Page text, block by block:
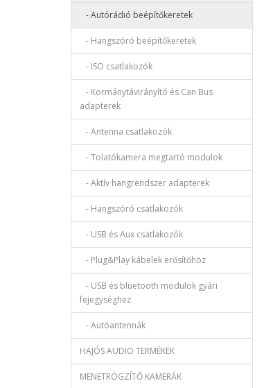
- Autórádió beépítőkeretek
- Hangszóró beépítőkeretek
- ISO csatlakozók
- Kormánytávirányító és Can Bus
adapterek
- Antenna csatlakozók
- Tolatókamera megtartó modulok
- Aktív hangrendszer adapterek
- Hangszóró csatlakozók
- USB és Aux csatlakozók
- Plug&Play kábelek erősítőhöz
- USB és bluetooth modulok gyári
fejegységhez
- Autóantennák
HAJÓS AUDIO TERMÉKEK
MENETRÖGZÍTŐ KAMERÁK